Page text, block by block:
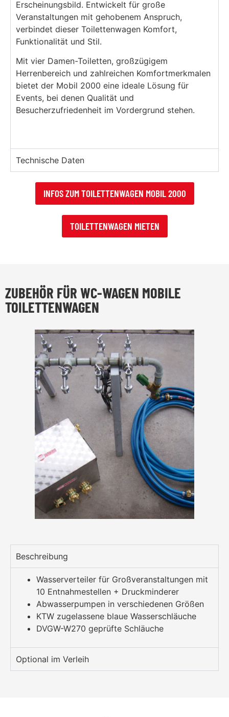
Erscheinungsbild. Entwickelt für große
Veranstaltungen mit gehobenem Anspruch,
verbindet dieser Toilettenwagen Komfort,
Funktionalität und Stil.
Mit vier Damen-Toiletten, großzügigem
Herrenbereich und zahlreichen Komfortmerkmalen
bietet der Mobil 2000 eine ideale Lösung für
Events, bei denen Qualität und
Besucherzufriedenheit im Vordergrund stehen.
Technische Daten
INFOS ZUM TOILETTENWAGEN MOBIL 2000
TOILETTENWAGEN MIETEN
ZUBEHÖR FÜR WC-WAGEN MOBILE
TOILETTENWAGEN
Beschreibung
Wasserverteiler für Großveranstaltungen mit
10 Entnahmestellen + Druckminderer
Abwasserpumpen in verschiedenen Größen
KTW zugelassene blaue Wasserschläuche
DVGW-W270 geprüfte Schläuche
Optional im Verleih